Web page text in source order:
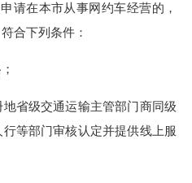
在本市从事网约车经营的，
合下列条件：
省级交通运输主管部门商同级
等部门审核认定并提供线上服